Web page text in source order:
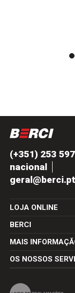
(+351) 253
nacional
geral@berci.pt
LOJA ONLINE
BERCI
MAIS
OS NOSSOS